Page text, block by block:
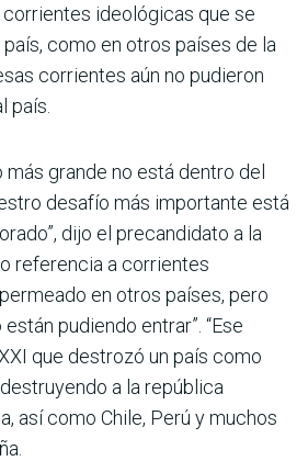
corrientes ideológicas que se
como en otros países de la
corrientes aún no pudieron
país.
más grande no está dentro del
desafío más importante está
dijo el precandidato a la
referencia a corrientes
en otros países, pero
pudiendo entrar”. “Ese
que destrozó un país como
a la república
así como Chile, Perú y muchos